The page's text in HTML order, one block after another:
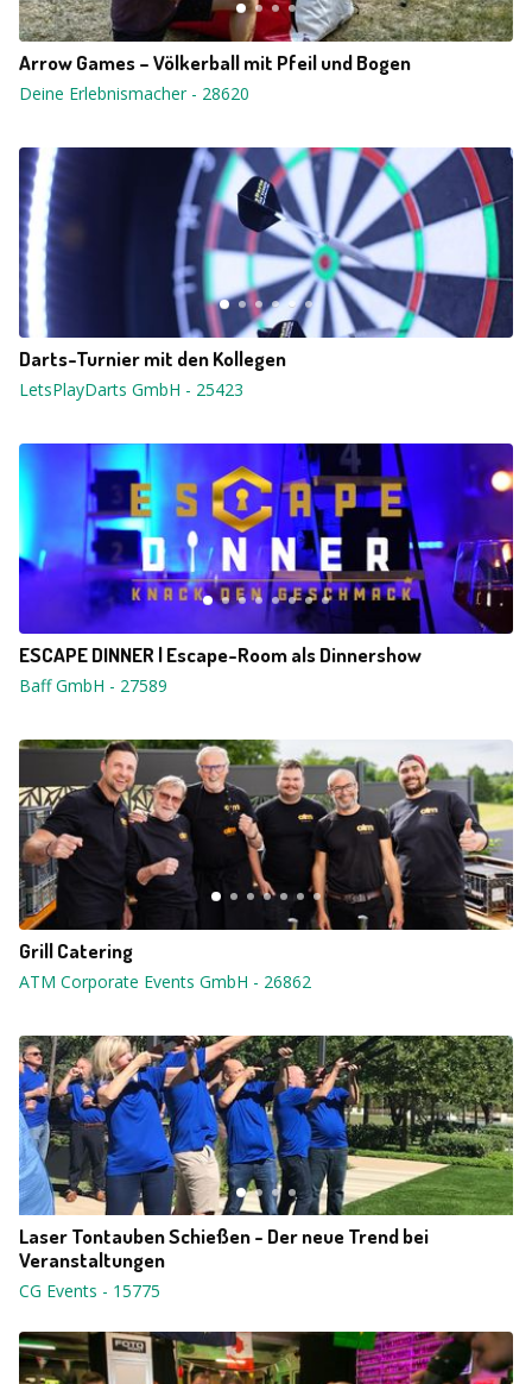
Arrow Games – Völkerball mit Pfeil und Bogen
Deine Erlebnismacher- 28620
Darts-Turnier mit den Kollegen
LetsPlayDarts GmbH - 25423
ESCAPE DINNER | Escape-Room als Dinnershow
Baff GmbH - 27589
Grill Catering
ATM Corporate Events GmbH - 26862
Laser Tontauben Schießen - Der neue Trend bei
Veranstaltungen
CG Events - 15775